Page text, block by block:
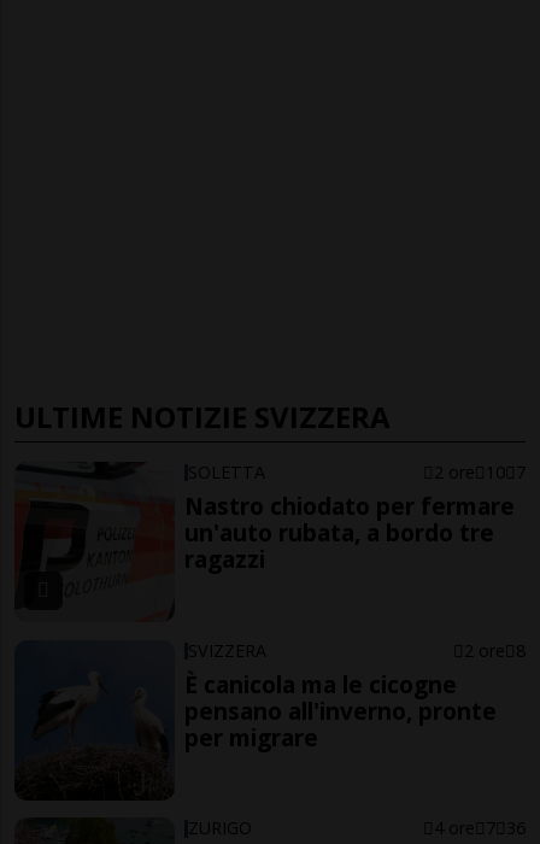
ULTIME NOTIZIE SVIZZERA
SOLETTA 2 ore 10 7
Nastro chiodato per fermare
un'auto rubata, a bordo tre
ragazzi
SVIZZERA 2 ore 8
È canicola ma le cicogne
pensano all'inverno, pronte
per migrare
ZURIGO 4 ore 7 36